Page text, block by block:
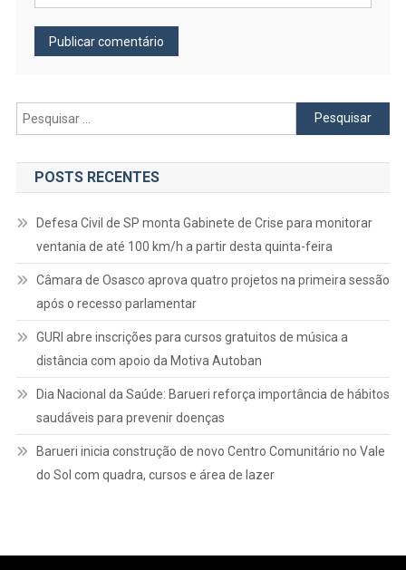
Pesquisar
por:
POSTS RECENTES
Defesa Civil de SP monta Gabinete de Crise para monitorar
ventania de até 100 km/h a partir desta quinta-feira
Câmara de Osasco aprova quatro projetos na primeira sessão
após o recesso parlamentar
GURI abre inscrições para cursos gratuitos de música a
distância com apoio da Motiva Autoban
Dia Nacional da Saúde: Barueri reforça importância de hábitos
saudáveis para prevenir doenças
Barueri inicia construção de novo Centro Comunitário no Vale
do Sol com quadra, cursos e área de lazer